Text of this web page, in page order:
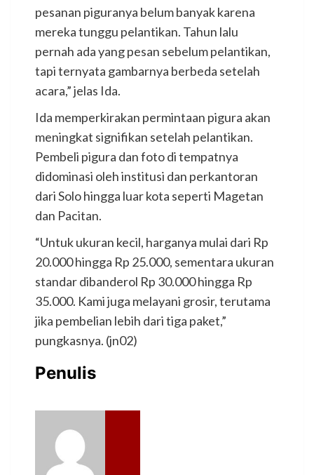
pesanan piguranya belum banyak karena
mereka tunggu pelantikan. Tahun lalu
pernah ada yang pesan sebelum pelantikan,
tapi ternyata gambarnya berbeda setelah
acara,” jelas Ida.
Ida memperkirakan permintaan pigura akan
meningkat signifikan setelah pelantikan.
Pembeli pigura dan foto di tempatnya
didominasi oleh institusi dan perkantoran
dari Solo hingga luar kota seperti Magetan
dan Pacitan.
“Untuk ukuran kecil, harganya mulai dari Rp
20.000 hingga Rp 25.000, sementara ukuran
standar dibanderol Rp 30.000 hingga Rp
35.000. Kami juga melayani grosir, terutama
jika pembelian lebih dari tiga paket,”
pungkasnya. (jn02)
Penulis